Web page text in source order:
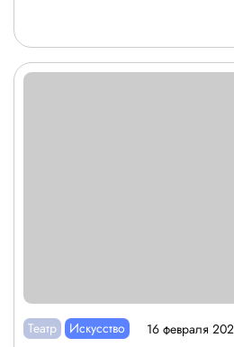
Театр Искусство 16 февраля